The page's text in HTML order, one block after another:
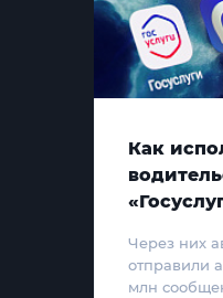
Как
Через них
отправили
млн